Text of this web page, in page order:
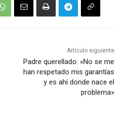
Artículo siguiente
Padre querellado: «No se me
han respetado mis garantías
y es ahí donde nace el
problema»